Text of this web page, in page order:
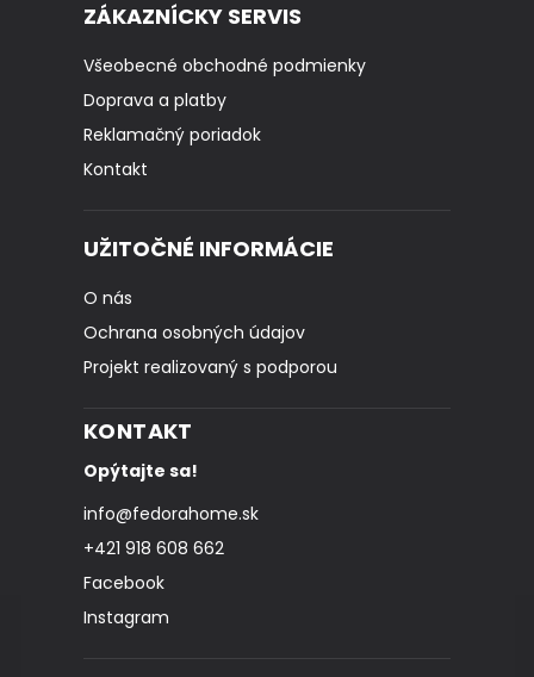
ZÁKAZNÍCKY SERVIS
Všeobecné obchodné podmienky
Doprava a platby
Reklamačný poriadok
Kontakt
UŽITOČNÉ INFORMÁCIE
O nás
Ochrana osobných údajov
Projekt realizovaný s podporou
KONTAKT
Opýtajte sa!
info@fedorahome.sk
+421 918 608 662
Facebook
Instagram